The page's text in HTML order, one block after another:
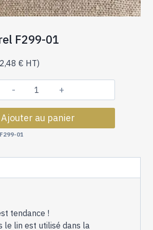
F299-01
€ HT)
quantité
de
Lin
F299-
Ajouter au panier
01
tendance !
le lin est utilisé dans la